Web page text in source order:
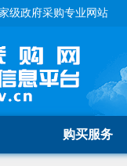
级政府采购专业网站
购买服务